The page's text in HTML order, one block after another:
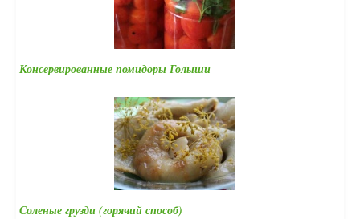
Консервированные помидоры Голыши
Соленые грузди (горячий способ)